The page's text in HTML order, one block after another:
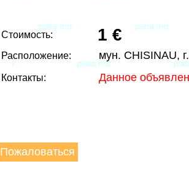
Стоимость: 1 €
Расположение: мун. CHISINAU,
Контакты: Данное
Пожаловаться